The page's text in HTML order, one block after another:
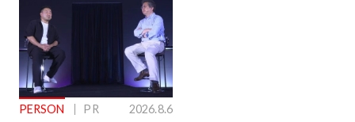
PERSON PR 2026.8.6